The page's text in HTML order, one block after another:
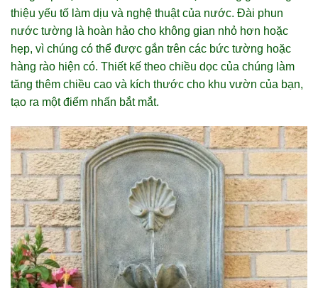
thiệu yếu tố làm dịu và nghệ thuật của nước. Đài phun
nước tường là hoàn hảo cho không gian nhỏ hơn hoặc
hẹp, vì chúng có thể được gắn trên các bức tường hoặc
hàng rào hiện có. Thiết kế theo chiều dọc của chúng làm
tăng thêm chiều cao và kích thước cho khu vườn của bạn,
tạo ra một điểm nhấn bắt mắt.